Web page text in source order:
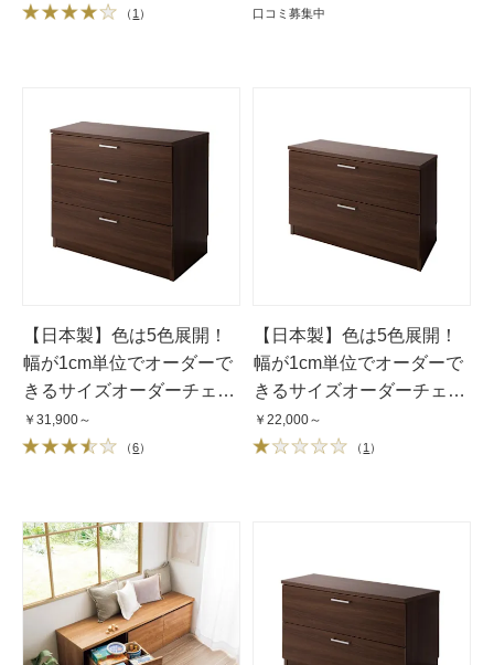
（ 1 ） 口コミ募集中
【日本製】色は5色展開！
幅が1cm単位でオーダーで
きるサイズオーダーチェス
ト 3段（高さ71cm）・奥行
42cm・幅25〜80cm
￥31,900～
（6）
【日本製】色は5色展開！
幅が1cm単位でオーダーで
きるサイズオーダーチェス
ト 2段（高さ53cm）・奥行
35cm・幅25〜80cm
￥22,000～
（ 1 ）